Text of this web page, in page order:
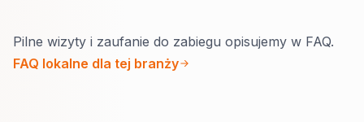
Pilność, przygotowanie domu i sposób
działania są inne.
Pilne wizyty i zaufanie do zabiegu opisujemy w FAQ.
FAQ lokalne dla tej branży